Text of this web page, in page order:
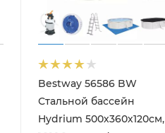
Bestway 56586 BW
Стальной бассейн
Hydrium 500х360х120см,